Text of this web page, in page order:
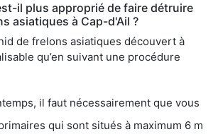
il plus approprié de faire détruire
asiatiques à Cap-d'Ail ?
de frelons asiatiques découvert à
qu’en suivant une procédure
il faut nécessairement que vous
qui sont situés à maximum 6 m